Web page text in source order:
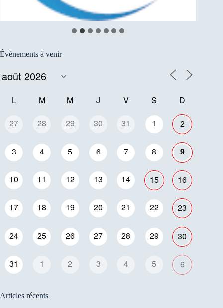
Événements à venir
L M M J V S D
27 28 29 30 31 1 2
3 4 5 6 7 8 9
10 11 12 13 14 15 16
17 18 19 20 21 22 23
24 25 26 27 28 29 30
31 1 2 3 4 5 6
Articles récents